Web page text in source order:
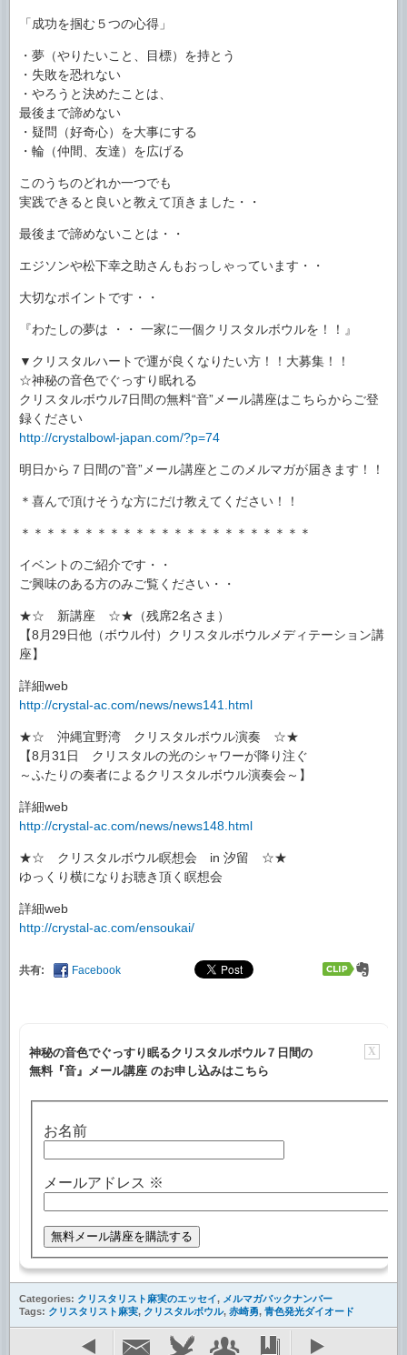
「成功を掴む５つの心得」
・夢（やりたいこと、目標）を持とう
・失敗を恐れない
・やろうと決めたことは、
最後まで諦めない
・疑問（好奇心）を大事にする
・輪（仲間、友達）を広げる
このうちのどれか一つでも
実践できると良いと教えて頂きました・・
最後まで諦めないことは・・
エジソンや松下幸之助さんもおっしゃっています・・
大切なポイントです・・
『わたしの夢は ・・ 一家に一個クリスタルボウルを！！』
▼クリスタルハートで運が良くなりたい方！！大募集！！
☆神秘の音色でぐっすり眠れる
クリスタルボウル7日間の無料“音”メール講座はこちらからご登
録ください
http://crystalbowl-japan.com/?p=74
明日から７日間の”音”メール講座とこのメルマガが届きます！！
＊喜んで頂けそうな方にだけ教えてください！！
＊＊＊＊＊＊＊＊＊＊＊＊＊＊＊＊＊＊＊＊＊＊＊
イベントのご紹介です・・
ご興味のある方のみご覧ください・・
★☆ 新講座 ☆★（残席2名さま）
【8月29日他（ボウル付）クリスタルボウルメディテーション講
座】
詳細web
http://crystal-ac.com/news/news141.html
★☆ 沖縄宜野湾 クリスタルボウル演奏 ☆★
【8月31日 クリスタルの光のシャワーが降り注ぐ
～ふたりの奏者によるクリスタルボウル演奏会～】
詳細web
http://crystal-ac.com/news/news148.html
★☆ クリスタルボウル瞑想会 in 汐留 ☆★
ゆっくり横になりお聴き頂く瞑想会
詳細web
http://crystal-ac.com/ensoukai/
共有: Facebook
X
神秘の音色でぐっすり眠るクリスタルボウル７日間の
無料『音』メール講座 のお申し込みはこちら
お名前
メールアドレス ※
Categories: クリスタリスト麻実のエッセイ, メルマガバックナンバー
Tags: クリスタリスト麻実, クリスタルボウル, 赤崎勇, 青色発光ダイオード